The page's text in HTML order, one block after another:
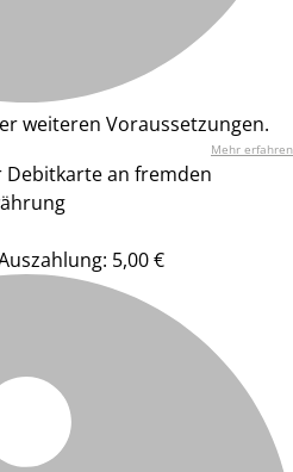
weiteren Voraussetzungen.
Mehr erfahren
an fremden
5,00 €